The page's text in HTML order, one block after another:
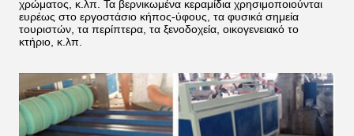
χρώματος, κ.λπ. Τα βερνικωμένα κεραμίδια χρησιμοποιούνται
ευρέως στο εργοστάσιο κήπος-ύφους, τα φυσικά σημεία
τουριστών, τα περίπτερα, τα ξενοδοχεία, οικογενειακό το
κτήριο, κ.λπ.